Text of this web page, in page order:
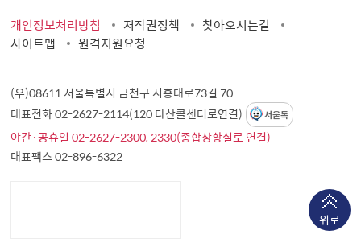
개인정보처리방침 저작권정책
찾아오시는길
사이트맵
원격지원요청
위로
(우)08611 서울특별시 금천구 시흥대로73길 70
대표전화 02-2627-2114(120 다산콜센터로연결)
서울톡
야간·공휴일 02-2627-2300, 2330(종합상황실로 연결)
대표팩스 02-896-6322